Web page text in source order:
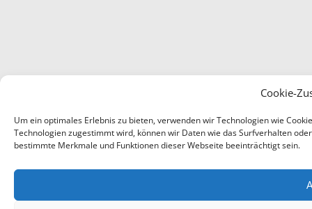
Cookie-
Um ein optimales Erlebnis zu bieten, verwenden wir Technologien wie
Technologien zugestimmt wird, können wir Daten wie das Surfverhalten
bestimmte Merkmale und Funktionen dieser Webseite beeinträchtigt sein.